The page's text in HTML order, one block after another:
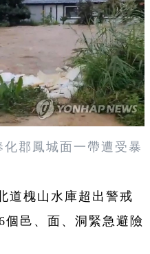
郡鳳城面一帶遭受暴
道槐山水庫超出警戒
邑、面、洞緊急避險